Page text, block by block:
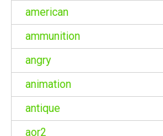
american
ammunition
angry
animation
antique
aor2